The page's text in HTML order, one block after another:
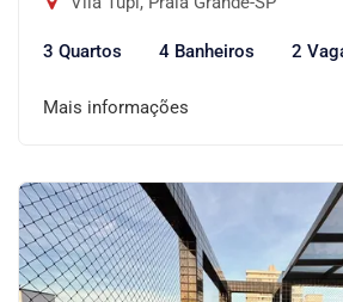
3 Quartos 4 Banheiros 2
Mais informações